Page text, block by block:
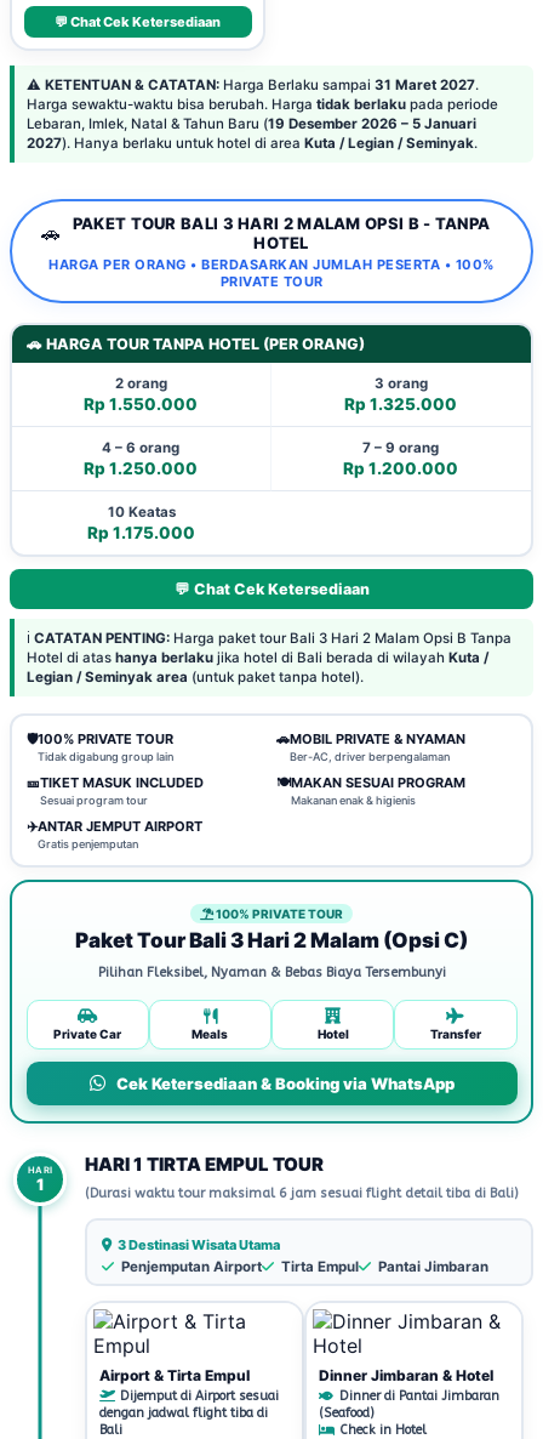
💬 Chat Cek Ketersediaan
⚠️ KETENTUAN & CATATAN: Harga Berlaku sampai 31 Maret 2027.
Harga sewaktu-waktu bisa berubah. Harga tidak berlaku pada periode
Lebaran, Imlek, Natal & Tahun Baru (19 Desember 2026 – 5 Januari
2027). Hanya berlaku untuk hotel di area Kuta / Legian / Seminyak.
🚗
PAKET TOUR BALI 3 HARI 2 MALAM OPSI B - TANPA
HOTEL
HARGA PER ORANG • BERDASARKAN JUMLAH PESERTA • 100%
PRIVATE TOUR
🚗 HARGA TOUR TANPA HOTEL (PER ORANG)
2 orang
Rp 1.550.000
3 orang
Rp 1.325.000
4 – 6 orang
Rp 1.250.000
7 – 9 orang
Rp 1.200.000
10 Keatas
Rp 1.175.000
💬 Chat Cek Ketersediaan
ℹ️ CATATAN PENTING: Harga paket tour Bali 3 Hari 2 Malam Opsi B Tanpa
Hotel di atas hanya berlaku jika hotel di Bali berada di wilayah Kuta /
Legian / Seminyak area (untuk paket tanpa hotel).
🛡️100% PRIVATE TOUR
Tidak digabung group lain
🚗MOBIL PRIVATE & NYAMAN
Ber-AC, driver berpengalaman
🎫TIKET MASUK INCLUDED
Sesuai program tour
🍽️MAKAN SESUAI PROGRAM
Makanan enak & higienis
✈️ANTAR JEMPUT AIRPORT
Gratis penjemputan
100% PRIVATE TOUR
Paket Tour Bali 3 Hari 2 Malam (Opsi C)
Pilihan Fleksibel, Nyaman & Bebas Biaya Tersembunyi
Private Car Meals Hotel Transfer
Cek Ketersediaan & Booking via WhatsApp
HARI
1
HARI 1 TIRTA EMPUL TOUR
(Durasi waktu tour maksimal 6 jam sesuai flight detail tiba di Bali)
3 Destinasi Wisata Utama
Penjemputan Airport
Tirta Empul Pantai Jimbaran
Airport & Tirta Empul
Dijemput di Airport sesuai
dengan jadwal flight tiba di
Bali
Dinner Jimbaran & Hotel
Dinner di Pantai Jimbaran
(Seafood)
Check in Hotel